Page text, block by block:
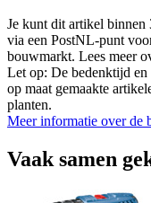
Je kunt dit artikel binnen
via een PostNL-punt
bouwmarkt. Lees meer
Let op: De bedenktijd
op maat gemaakte
planten.
Meer informatie over de
Vaak samen